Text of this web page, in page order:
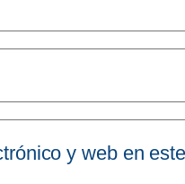
y web en